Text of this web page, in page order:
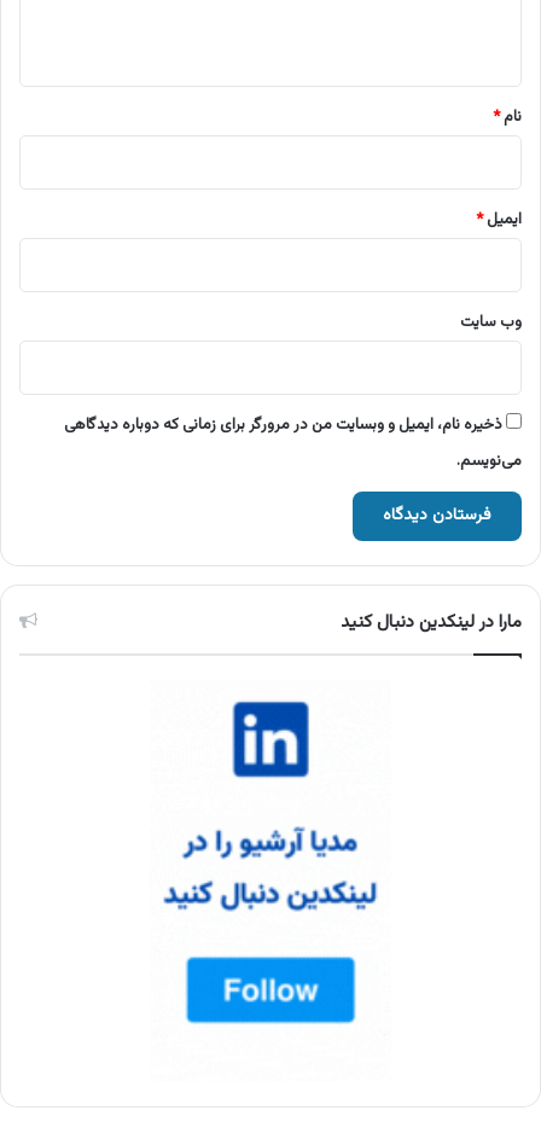
نام*
ایمیل*
وب‌ سایت
ذخیره نام، ایمیل و وبسایت من در مرورگر برای زمانی که دوباره دیدگاهی
می‌نویسم.
مارا در لینکدین دنبال کنید